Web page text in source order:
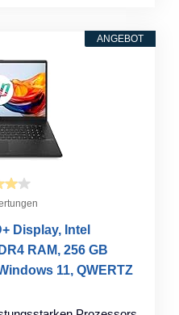
ANGEBOT
Display, Intel
RAM, 256 GB
11, QWERTZ